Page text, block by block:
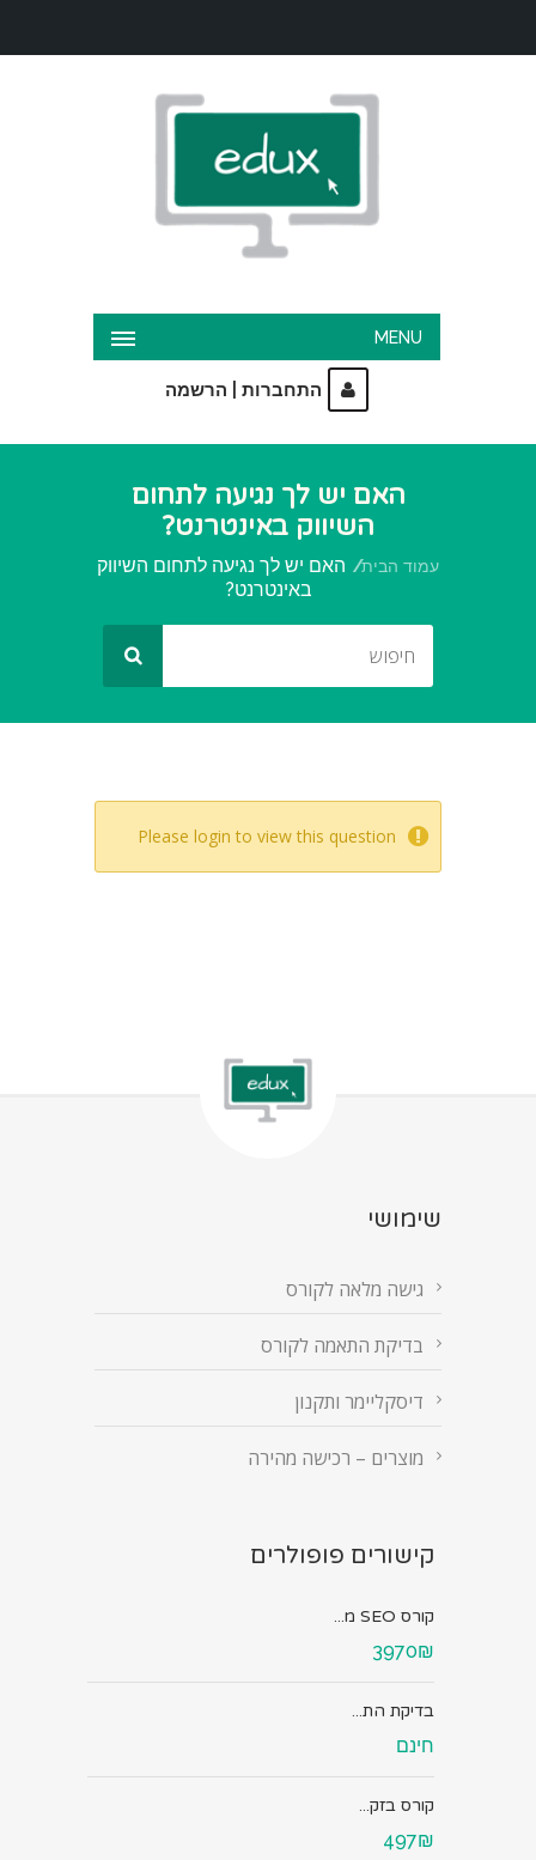
MENU
התחברות הרשמה
האם יש לך נגיעה לתחום
השיווק באינטרנט?
עמוד הבית
האם יש לך נגיעה לתחום השיווק
באינטרנט?
Please login to view this question
שימושי
גישה מלאה לקורס
בדיקת התאמה לקורס
דיסקליימר ותקנון
מוצרים – רכישה מהירה
קישורים פופולרים
קורס SEO מ...
3970₪
בדיקת הת...
חינם
קורס בזק...
497₪